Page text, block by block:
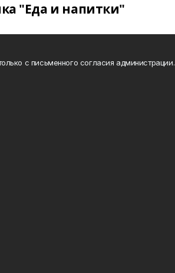
"Еда и напитки"
с письменного согласия администрации.